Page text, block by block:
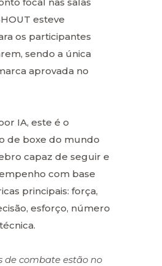
esteve
os participantes
sendo a única
aprovada no
IA, este é o
de boxe do mundo
capaz de seguir e
com base
principais: força,
esforço, número
de combate estão no